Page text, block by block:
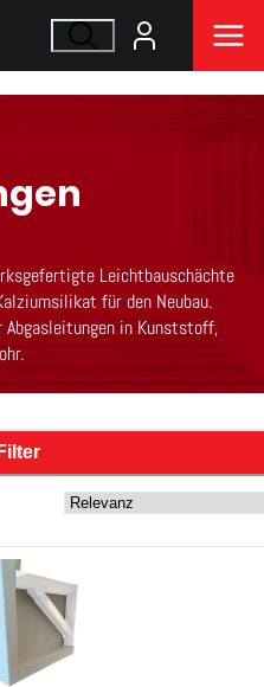
Leichtbauschächte
für den Neubau.
in Kunststoff,
Filter